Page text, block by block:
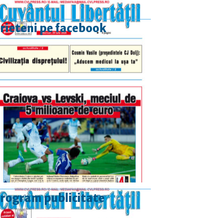
pe facebook
publicitate